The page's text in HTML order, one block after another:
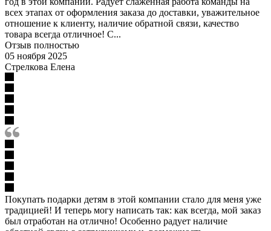
всех этапах от оформления заказа до доставки, уважительное
отношение к клиенту, наличие обратной связи, качество
товара всегда отличное! С...
Отзыв полностью
05 ноября 2025
Стрелкова Елена
Покупать подарки детям в этой компании стало для меня уже
традицией! И теперь могу написать так: как всегда, мой заказ
был отработан на отлично! Особенно радует наличие